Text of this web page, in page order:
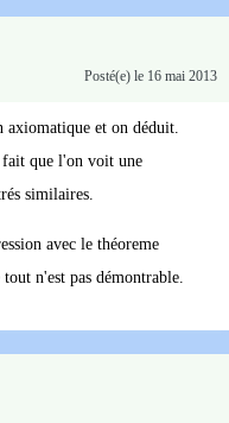
Posté(e) le 16 mai 2013
axiomatique et on déduit.
fait que l'on voit une
similaires.
avec le théoreme
n'est pas démontrable.